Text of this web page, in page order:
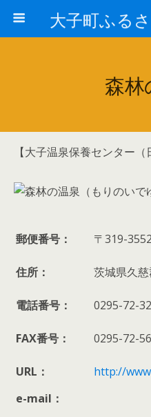
森林
【大子温泉保養センター（
郵便番号： 〒319-3552
住所： 茨城県久
電話番号： 0295-72-
FAX番号： 0295-72-
URL：
http://
e-mail：